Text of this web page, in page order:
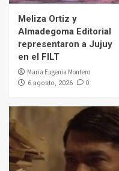
Meliza Ortiz y
Almadegoma Editorial
representaron a Jujuy
en el FILT
Maria Eugenia Montero
6 agosto, 2026 0